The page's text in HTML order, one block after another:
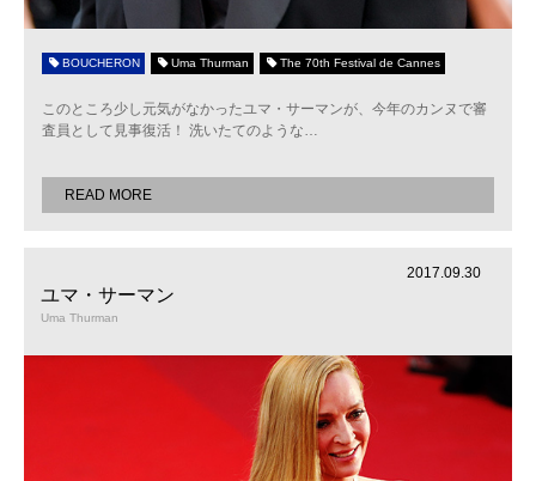
BOUCHERON Uma Thurman The 70th Festival de Cannes
このところ少し元気がなかったユマ・サーマンが、今年のカンヌで審
査員として見事復活！ 洗いたてのような…
READ MORE
ユマ・サーマン
Uma Thurman
2017.09.30